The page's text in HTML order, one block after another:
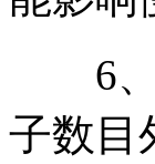
6、
子数目